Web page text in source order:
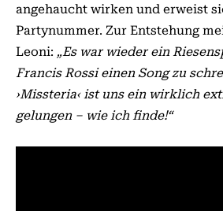
angehaucht wirken und erweist
Partynummer. Zur Entstehung
Leoni: „Es war wieder ein
Francis Rossi einen Song zu
›Missteria‹ ist uns ein wirklich
gelungen – wie ich finde!“